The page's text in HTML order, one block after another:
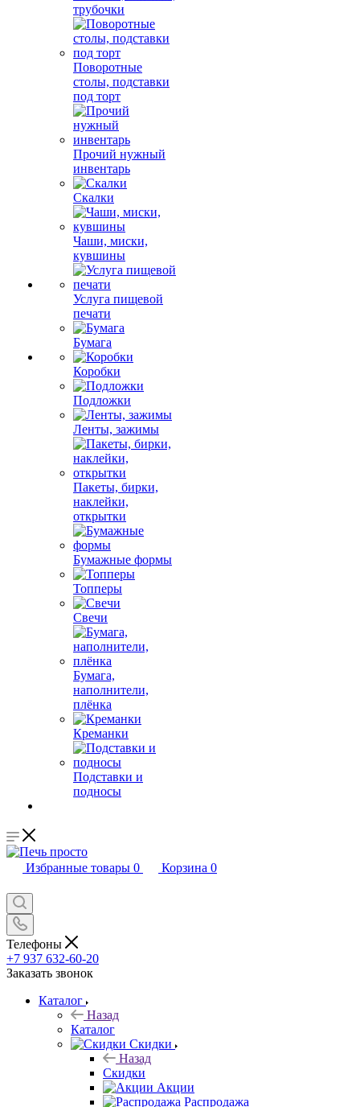
трубочки
Поворотные
столы, подставки
под торт
Прочий нужный
инвентарь
Скалки
Чаши, миски,
кувшины
Услуга пищевой
печати
Бумага
Коробки
Подложки
Ленты, зажимы
Пакеты, бирки,
наклейки,
открытки
Бумажные формы
Топперы
Свечи
Бумага,
наполнители,
плёнка
Креманки
Подставки и
подносы
Избранные товары 0 Корзина 0
Телефоны
+7 937 632-60-20
Заказать звонок
Каталог
Назад
Каталог
Скидки
Назад
Скидки
Акции
Распродажа